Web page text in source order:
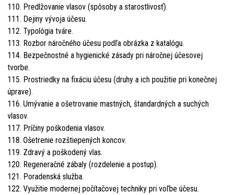
110. Predlžovanie vlasov (spôsoby a starostlivosť).
111. Dejiny vývoja účesu.
112. Typológia tváre.
113. Rozbor náročného účesu podľa obrázka z katalógu.
114. Bezpečnostné a hygienické zásady pri náročnej účesovej
tvorbe.
115. Prostriedky na fixáciu účesu (druhy a ich použitie pri konečnej
úprave).
116. Umývanie a ošetrovanie mastných, štandardných a suchých
vlasov.
117. Príčiny poškodenia vlasov.
118. Ošetrenie rozštiepených koncov.
119. Zdravý a poškodený vlas.
120. Regeneračné zábaly (rozdelenie a postup).
121. Poradenská služba.
122. Využitie modernej počítačovej techniky pri voľbe účesu.